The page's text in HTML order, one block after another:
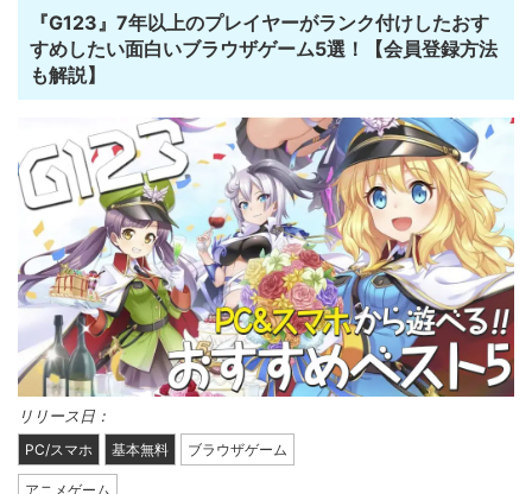
『G123』7年以上のプレイヤーがランク付けしたおす
すめしたい面白いブラウザゲーム5選！【会員登録方法
も解説】
リリース日：
PC/スマホ 基本無料 ブラウザゲーム
アニメゲーム